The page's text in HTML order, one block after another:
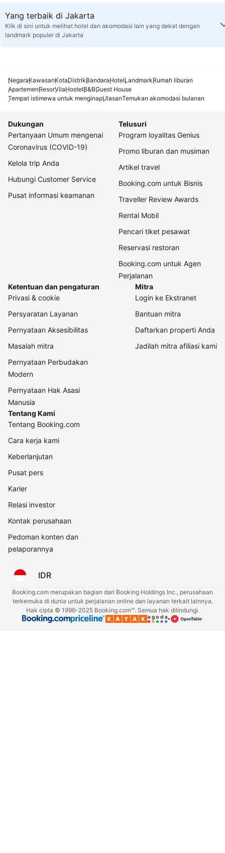
Yang terbaik di Jakarta
Klik di sini untuk melihat hotel dan akomodasi lain yang dekat dengan
landmark populer di Jakarta
NegaraKawasanKotaDistrikBandaraHotelLandmarkRumah liburan
ApartemenResorVilaHostelB&BGuest House
Tempat istimewa untuk menginapUlasanTemukan akomodasi bulanan
Dukungan
Pertanyaan Umum mengenai
Coronavirus (COVID-19)
Kelola trip Anda
Hubungi Customer Service
Pusat informasi keamanan
Telusuri
Program loyalitas Genius
Promo liburan dan musiman
Artikel travel
Booking.com untuk Bisnis
Traveller Review Awards
Rental Mobil
Pencari tiket pesawat
Reservasi restoran
Booking.com untuk Agen
Perjalanan
Ketentuan dan pengaturan
Privasi & cookie
Persyaratan Layanan
Pernyataan Aksesibilitas
Masalah mitra
Pernyataan Perbudakan
Modern
Pernyataan Hak Asasi
Manusia
Mitra
Login ke Ekstranet
Bantuan mitra
Daftarkan properti Anda
Jadilah mitra afiliasi kami
Tentang Kami
Tentang Booking.com
Cara kerja kami
Keberlanjutan
Pusat pers
Karier
Relasi investor
Kontak perusahaan
Pedoman konten dan
pelaporannya
IDR
Booking.com merupakan bagian dari Booking Holdings Inc., perusahaan
terkemuka di dunia untuk perjalanan online dan layanan terkait lainnya.
Hak cipta © 1996–2025 Booking.com™. Semua hak dilindungi.